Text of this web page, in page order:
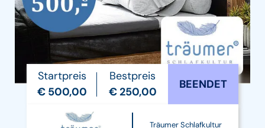
Startpreis
€ 500,00
Bestpreis
€ 250,00
BEENDET
Träumer Schlafkultur